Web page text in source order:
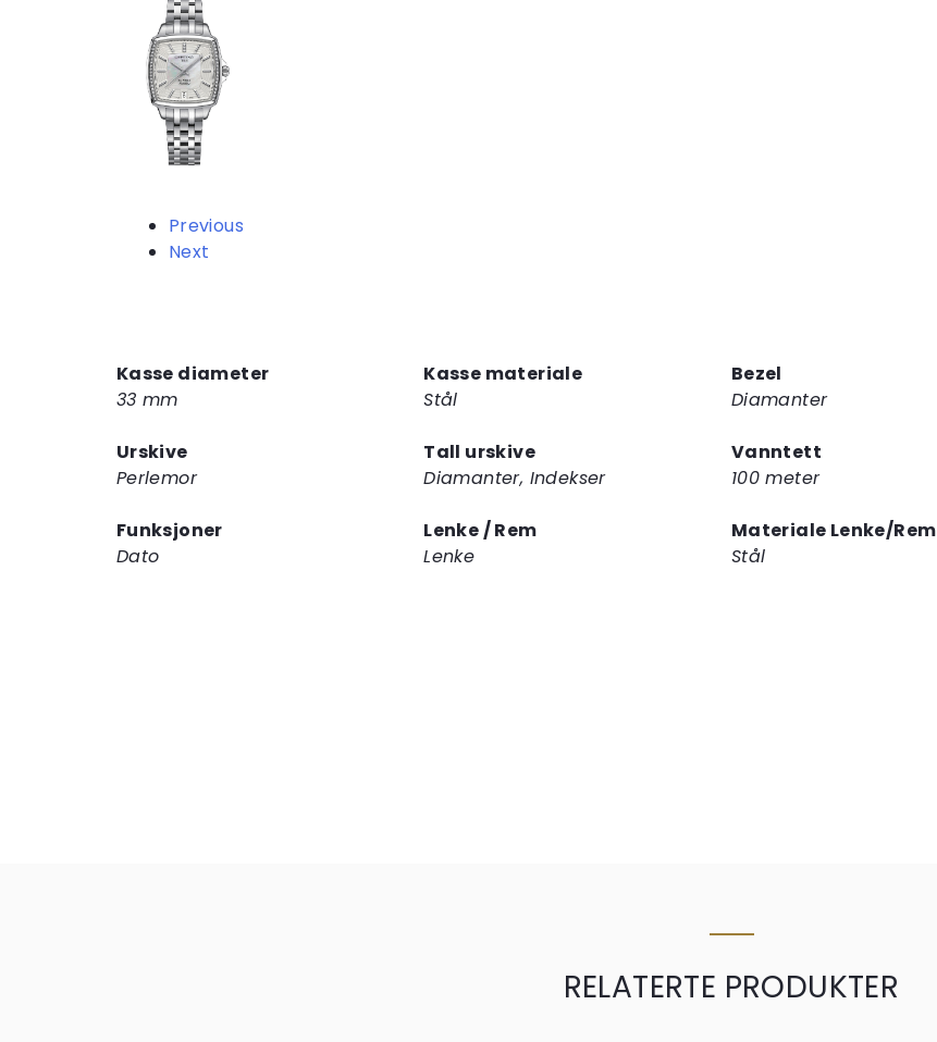
Previous
Next
Kasse diameter
33 mm
Kasse materiale
Stål
Bezel
Diamanter
Urskive
Perlemor
Tall urskive
Diamanter, Indekser
Vanntett
100 meter
Funksjoner
Dato
Lenke / Rem
Lenke
Materiale Lenke/Rem
Stål
RELATERTE PRODUKTER